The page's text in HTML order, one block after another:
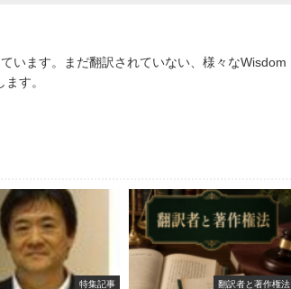
います。まだ翻訳されていない、様々なWisdom
す。
特集記事 翻訳者と著作権法